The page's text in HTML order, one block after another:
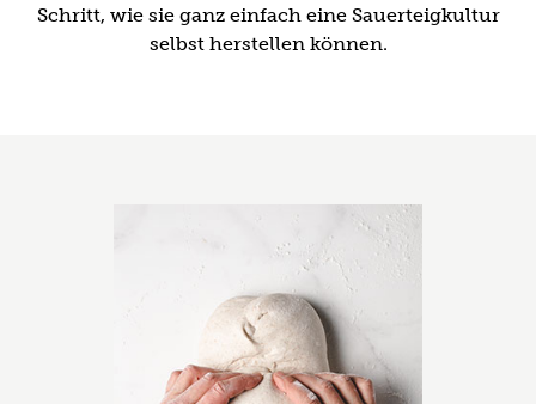
Schritt, wie sie ganz einfach eine Sauerteigkultur
selbst herstellen können.